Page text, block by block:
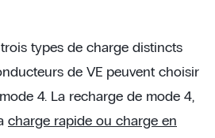
types de charge distincts
de VE peuvent choisir
4. La recharge de mode 4,
charge rapide ou charge en